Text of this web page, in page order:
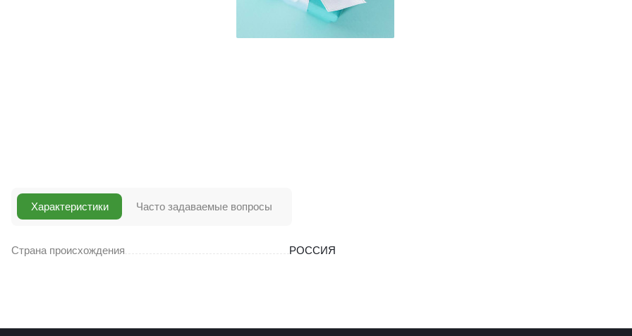
Характеристики
Страна происхождения РОССИЯ
Часто задаваемые вопросы